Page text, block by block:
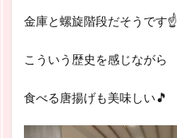
金庫と螺旋階段だそうです☝
こういう歴史を感じながら
食べる唐揚げも美味しい🎵